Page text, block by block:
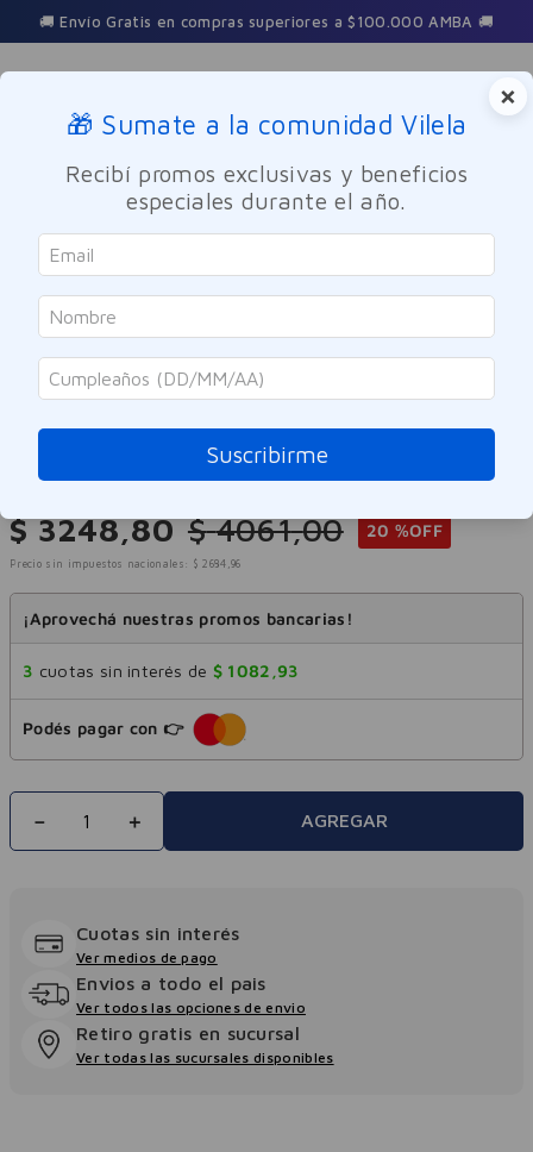
🚚 Envío Gratis en compras superiores a $100.000 AMBA 🚚
Buscar
Cuidado Personal Higiene femenina Toallas Femeninas
Nosotras
Toallas Femeninas Nosotras
Nocturnas Suave 8u
Referencia:8006221
$ 3248,80 $ 4061,00 20 %OFF
Precio sin impuestos nacionales: $ 2684 ,96
¡Aprovechá nuestras promos bancarias!
3 cuotas sin interés de $ 1082 ,93
Podés pagar con 👉
＋
－ AGREGAR
Cuotas sin interés
Ver medios de pago
Envios a todo el pais
Ver todos las opciones de envio
Retiro gratis en sucursal
Ver todas las sucursales disponibles
×
🎁 Sumate a la comunidad Vilela
Recibí promos exclusivas y beneficios
especiales durante el año.
Suscribirme